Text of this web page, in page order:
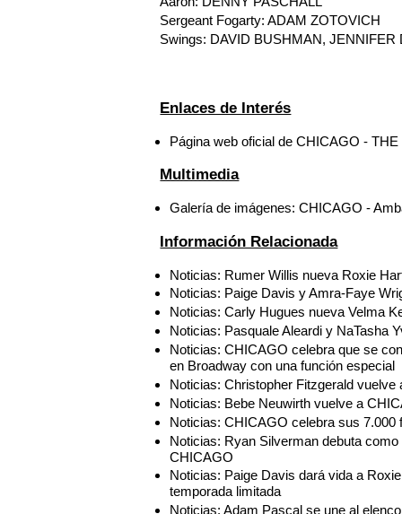
Sergeant Fogarty: ADAM ZOTOVICH
Swings: DAVID BUSHMAN,
Enlaces de Interés
Página web oficial de CHICAGO -
Multimedia
Galería de imágenes: CHICAGO -
Información Relacionada
Noticias: Rumer Willis nueva Roxie
Noticias: Paige Davis y Amra-Faye
Noticias: Carly Hugues nueva Velma
Noticias: Pasquale Aleardi y NaTasha
Noticias: CHICAGO celebra que se
en Broadway con una función especial
Noticias: Christopher Fitzgerald
Noticias: Bebe Neuwirth vuelve a
Noticias: CHICAGO celebra sus 7.000
Noticias: Ryan Silverman debuta
CHICAGO
Noticias: Paige Davis dará vida a
temporada limitada
Noticias: Adam Pascal se une al